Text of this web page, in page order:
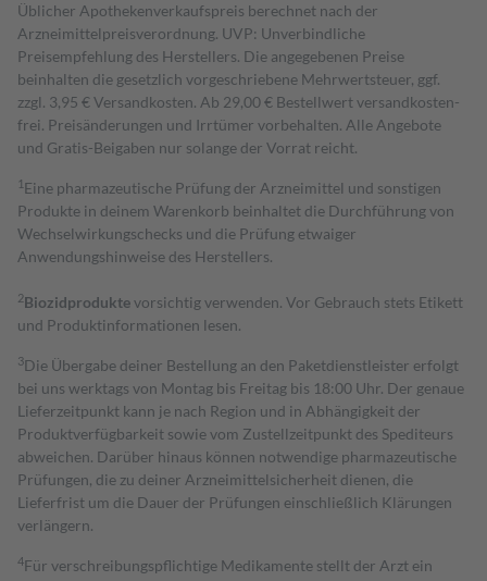
Üblicher Apothekenverkaufspreis berechnet nach der
Arzneimittelpreisverordnung. UVP: Unverbindliche
Preisempfehlung des Herstellers. Die angegebenen Preise
beinhalten die gesetzlich vorgeschriebene Mehrwertsteuer, ggf.
zzgl. 3,95 € Versandkosten. Ab 29,00 € Bestell­wert versand­kosten­
frei. Preisänderungen und Irrtümer vorbehalten. Alle Angebote
und Gratis-Beigaben nur solange der Vorrat reicht.
1 Eine pharmazeutische Prüfung der Arzneimittel und sonstigen
Produkte in deinem Warenkorb beinhaltet die Durchführung von
Wechselwirkungschecks und die Prüfung etwaiger
Anwendungshinweise des Herstellers.
2Biozidproduktevorsichtig verwenden. Vor Gebrauch stets Etikett
und Produktinformationen lesen.
3Die Übergabe deiner Bestellung an den Paketdienstleister erfolgt
bei uns werktags von Montag bis Freitag bis 18:00 Uhr. Der genaue
Lieferzeitpunkt kann je nach Region und in Abhängigkeit der
Produktverfügbarkeit sowie vom Zustellzeitpunkt des Spediteurs
abweichen. Darüber hinaus können notwendige pharmazeutische
Prüfungen, die zu deiner Arzneimittelsicherheit dienen, die
Lieferfrist um die Dauer der Prüfungen einschließlich Klärungen
verlängern.
4Für verschreibungspflichtige Medikamente stellt der Arzt ein